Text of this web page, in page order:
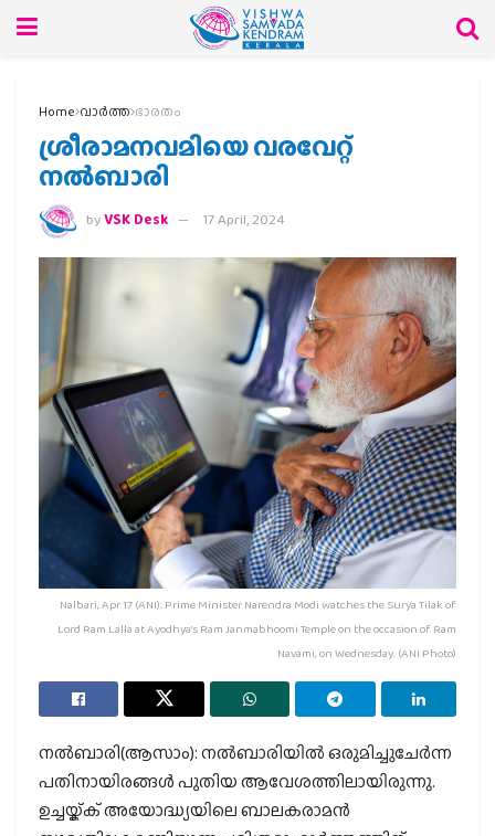
Home വാര്‍ത്ത ഭാരതം
ശ്രീരാമനവമിയെ വരവേറ്റ്
നല്‍ബാരി
byVSK Desk 17 April, 2024
Nalbari, Apr 17 (ANI): Prime Minister Narendra Modi watches the Surya Tilak of
Lord Ram Lalla at Ayodhya's Ram Janmabhoomi Temple on the occasion of Ram
Navami, on Wednesday. (ANI Photo)
നല്‍ബാരി(ആസാം): നല്‍ബാരിയില്‍ ഒരുമിച്ചുചേര്‍ന്ന
പതിനായിരങ്ങള്‍ പുതിയ ആവേശത്തിലായിരുന്നു.
ഉച്ചയ്ക്ക് അയോദ്ധ്യയിലെ ബാലകരാമന്‍